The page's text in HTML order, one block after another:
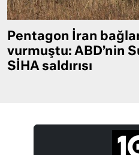
Pentagon İran
vurmuştu: ABD’nin
SİHA saldırısı